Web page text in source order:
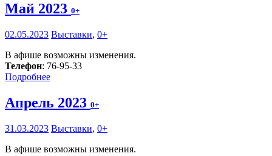
Май 2023 0+
02.05.2023 Выставки, 0+
В афише возможны изменения.
Телефон: 76-95-33
Подробнее
Апрель 2023 0+
31.03.2023 Выставки, 0+
В афише возможны изменения.